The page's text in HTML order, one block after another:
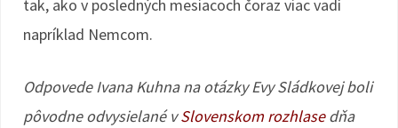
tak, ako v posledných mesiacoch čoraz viac vadí
napríklad Nemcom.
Odpovede Ivana Kuhna na otázky Evy Sládkovej boli
pôvodne odvysielané vSlovenskom rozhlasedňa